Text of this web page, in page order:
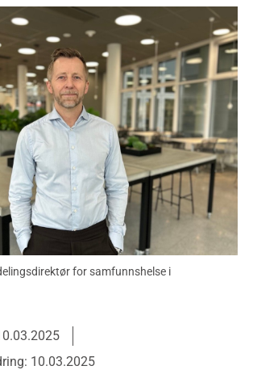
for samfunnshelse i
10.03.2025